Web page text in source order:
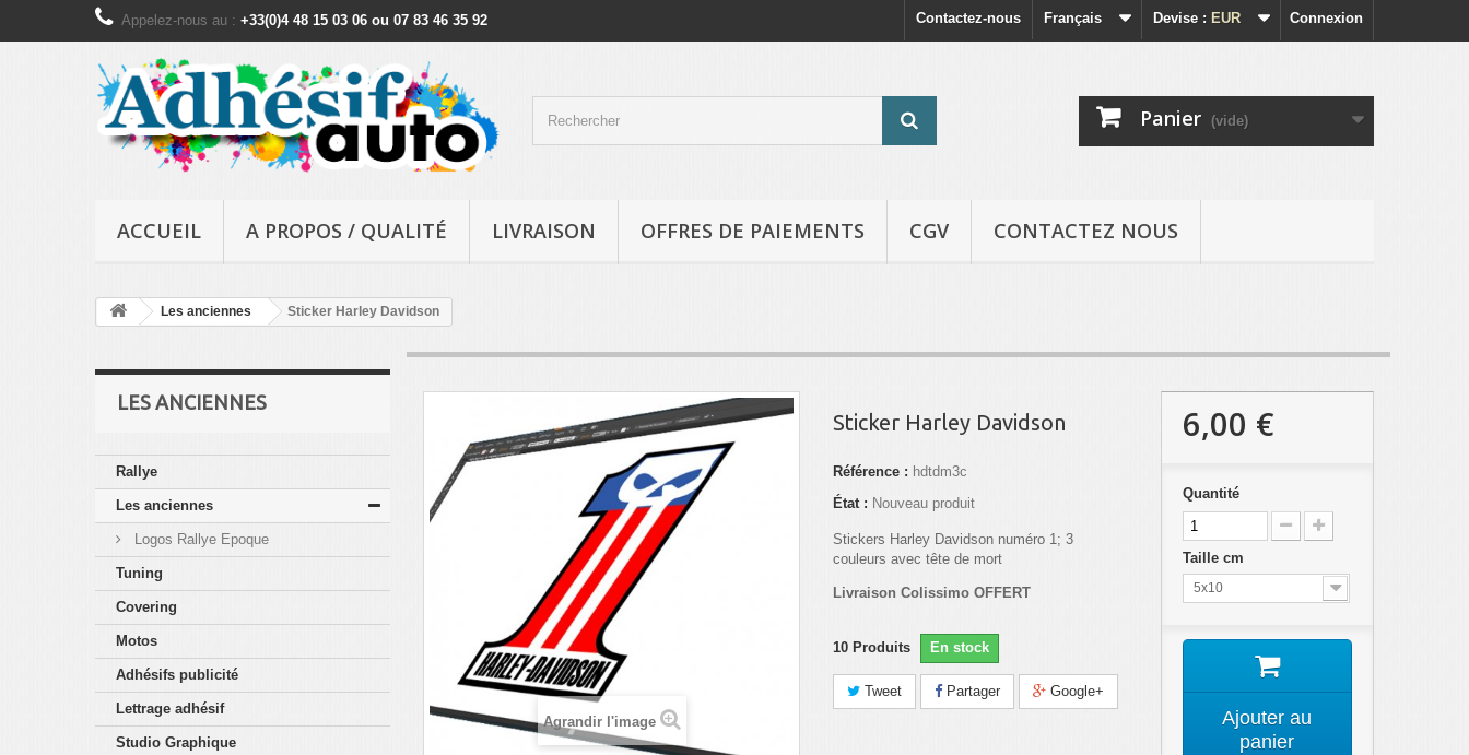
Connexion
Devise : EUR
Français
Contactez-nous
Appelez-nous au : +33(0)4 48 15 03 06 ou 07 83 46 35 92
Panier (vide)
ACCUEIL A PROPOS / QUALITÉ LIVRAISON OFFRES DE PAIEMENTS CGV CONTACTEZ NOUS
Les anciennes Sticker Harley Davidson
LES ANCIENNES
Rallye
Les anciennes
Logos Rallye Epoque
Tuning
Covering
Motos
Adhésifs publicité
Lettrage adhésif
Studio Graphique
Agrandir l'image
Sticker Harley Davidson
Référence : hdtdm3c
État : Nouveau produit
Stickers Harley Davidson numéro 1; 3
couleurs avec tête de mort
Livraison Colissimo OFFERT
10 Produits En stock
Tweet Partager Google+
6,00 €
Quantité
Taille cm
5x10
Ajouter au
panier